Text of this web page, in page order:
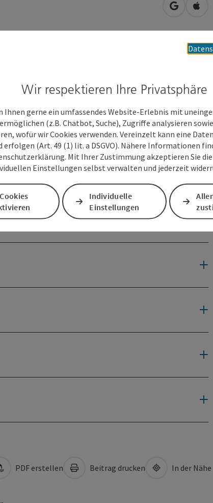
in Google
in
der Traun. Im Osten überquert man diese über die
PDF erstellen Beitrag drucken In der Nähe
Wir respektieren Ihre Privatsphäre
Ihnen gerne ein umfassendes Website-Erlebnis mit
(z.B. Chatbot, Suche), Zugriffe analysieren
wofür wir Cookies verwenden. Vereinzelt kann eine
(Art. 49 (1) lit. a DSGVO). Nähere Informationen
Mit Ihrer Zustimmung akzeptieren Sie die
Einstellungen selbst verwalten und jederzeit
Individuelle
Einstellungen